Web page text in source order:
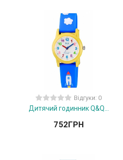
Відгуки: 0
Дитячий годинник Q&Q...
752ГРН